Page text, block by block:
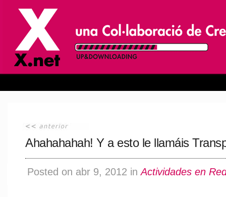
Ahahahahah! Y a esto le llamáis
Posted on abr 9, 2012 inActividades en